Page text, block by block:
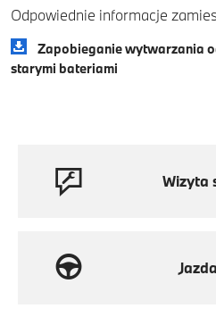
Odpowiednie informacje
Zapobieganie wytwarzania
starymi bateriami
Wizyta